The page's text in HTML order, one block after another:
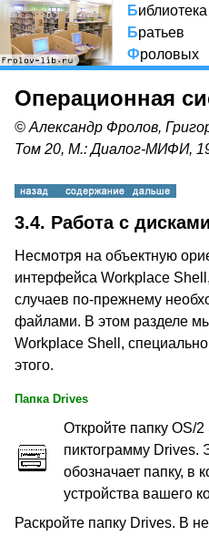
Библиотека
Братьев
Фроловых
Операционная
© Александр Фролов,
Том 20, М.: Диалог-МИФИ,
3.4. Работа с
Несмотря на объектную
интерфейса Workplace
случаев по-прежнему
файлами. В этом разделе
Workplace Shell,
этого.
Папка Drives
Откройте папку OS/
пиктограмму Drives.
обозначает папку, в
устройства вашего
Раскройте папку Drives. В